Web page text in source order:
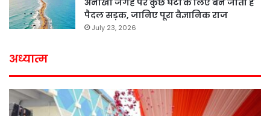
पैदल सड़क, जानिए पूरा वैज्ञानिक राज
July 23, 2026
अध्यात्म